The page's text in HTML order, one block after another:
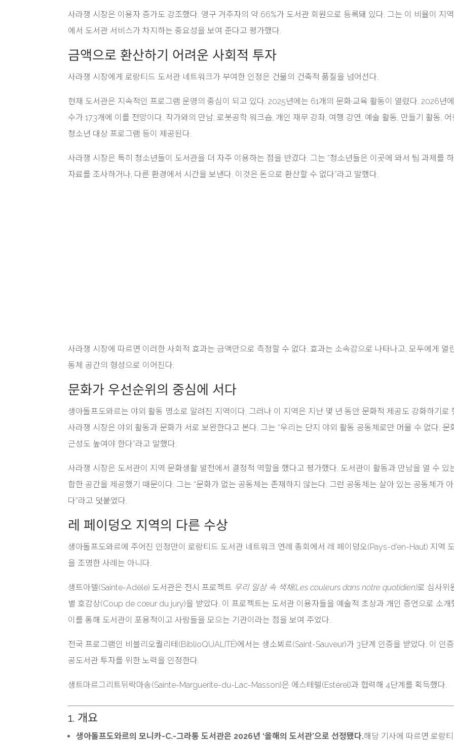
사라쟁 시장은 이용자 증가도 강조했다. 영구 거주자의 약 66%가 도서관 회원으로 등록돼 있다. 그는 이 비율이 지역
에서 도서관 서비스가 차지하는 중요성을 보여 준다고 평가했다.
금액으로 환산하기 어려운 사회적 투자
사라쟁 시장에게 로랑티드 도서관 네트워크가 부여한 인정은 건물의 건축적 품질을 넘어선다.
현재 도서관은 지속적인 프로그램 운영의 중심이 되고 있다. 2025년에는 61개의 문화·교육 활동이 열렸다. 2026년에
수가 173개에 이를 전망이다. 작가와의 만남, 로봇공학 워크숍, 개인 재무 강좌, 여행 강연, 예술 활동, 만들기 활동, 어
청소년 대상 프로그램 등이 제공된다.
사라쟁 시장은 특히 청소년들이 도서관을 더 자주 이용하는 점을 반겼다. 그는 “청소년들은 이곳에 와서 팀 과제를
자료를 조사하거나, 다른 환경에서 시간을 보낸다. 이것은 돈으로 환산할 수 없다”라고 말했다.
사라쟁 시장에 따르면 이러한 사회적 효과는 금액만으로 측정할 수 없다. 효과는 소속감으로 나타나고, 모두에게 열
동체 공간의 형성으로 이어진다.
문화가 우선순위의 중심에 서다
생아돌프도와르는 야외 활동 명소로 알려진 지역이다. 그러나 이 지역은 지난 몇 년 동안 문화적 제공도 강화하기로
사라쟁 시장은 야외 활동과 문화가 서로 보완한다고 본다. 그는 “우리는 단지 야외 활동 공동체로만 머물 수 없다. 문
근성도 높여야 한다”라고 말했다.
사라쟁 시장은 도서관이 지역 문화생활 발전에서 결정적 역할을 했다고 평가했다. 도서관이 활동과 만남을 열 수 있
합한 공간을 제공했기 때문이다. 그는 “문화가 없는 공동체는 존재하지 않는다. 그런 공동체는 살아 있는 공동체가 아
다”라고 덧붙였다.
레 페이덩오 지역의 다른 수상
생아돌프도와르에 주어진 인정만이 로랑티드 도서관 네트워크 연례 총회에서 레 페이덩오(Pays-d’en-Haut) 지역
을 조명한 사례는 아니다.
생트아델(Sainte-Adèle) 도서관은 전시 프로젝트 우리 일상 속 색채(Les couleurs dans notre quotidien)로 심사위
별 호감상(Coup de cœur du jury)을 받았다. 이 프로젝트는 도서관 이용자들을 예술적 초상과 개인 증언으로 소개
이를 통해 도서관이 포용적이고 사람들을 모으는 기관이라는 점을 보여 주었다.
전국 프로그램인 비블리오퀄리테(BiblioQUALITÉ)에서는 생소뵈르(Saint-Sauveur)가 3단계 인증을 받았다. 이 인
공도서관 투자를 위한 노력을 인정한다.
생트마르그리트뒤락마송(Sainte-Marguerite-du-Lac-Masson)은 에스테렐(Estérel)과 협력해 4단계를 획득했다.
1. 개요
생아돌프도와르의 모니카-C.-그라통 도서관은 2026년 ‘올해의 도서관’으로 선정됐다.해당 기사에 따르면 로랑